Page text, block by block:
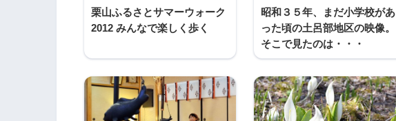
栗山ふるさとサマーウォーク
2012 みんなで楽しく歩く
昭和３５年、まだ小学校があ
った頃の土呂部地区の映像。
そこで見たのは・・・